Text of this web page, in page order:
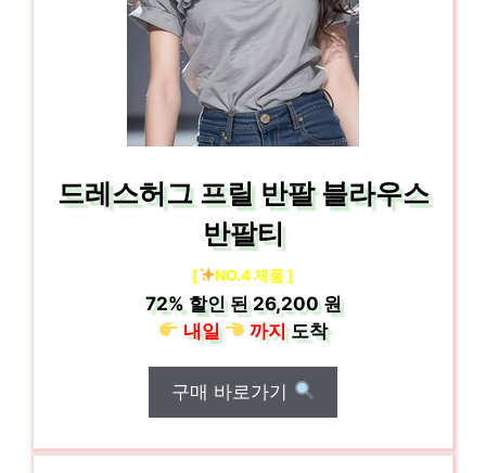
드레스허그 프릴 반팔 블라우스
반팔티
[ NO.4 제품 ]
72%할인 된26,200 원
내일
까지도착
구매 바로가기